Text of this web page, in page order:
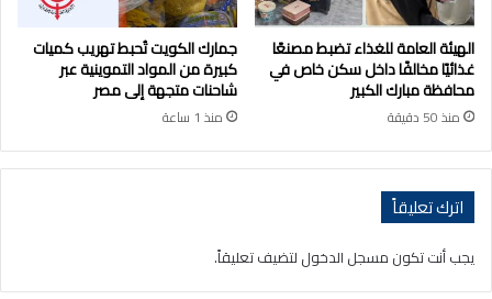
الهيئة العامة للغذاء تضبط مصنعًا
غذائيًا مخالفًا داخل سكن خاص في
محافظة مبارك الكبير
منذ 50 دقيقة
جمارك الكويت تُحبط تهريب كميات
كبيرة من المواد التموينية عبر
شاحنات متجهة إلى مصر
منذ 1 ساعة
اترك تعليقاً
يجب أنت تكون مسجل الدخول لتضيف تعليقاً.